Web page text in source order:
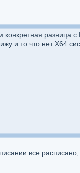
конкретная разница с
и то что нет X64
все